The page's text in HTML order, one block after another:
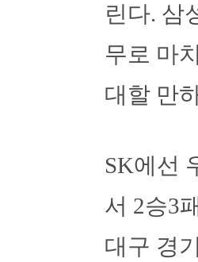
린다. 삼
무로 마
대할 만
SK에선
서 2승3
대구 경